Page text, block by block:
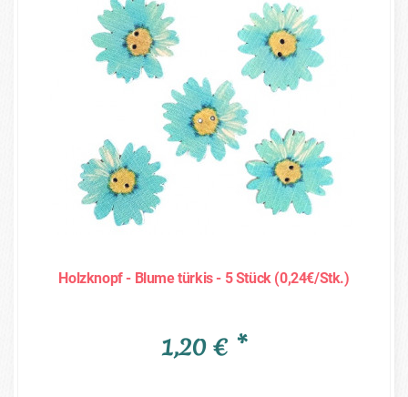
Holzknopf - Blume türkis - 5 Stück (0,24€/Stk.)
1,20 € *